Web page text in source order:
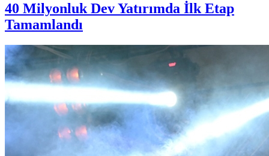
40 Milyonluk Dev Yatırımda İlk Etap
Tamamlandı